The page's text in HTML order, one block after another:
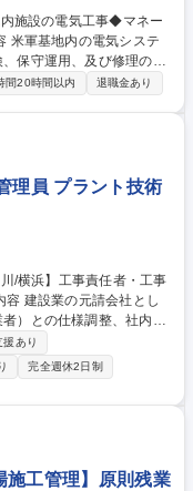
保守運用、及び修理の全
:労務、資材、工具、設備
させるための工程管理。
の履行と、米軍基準の品
を監督。■技術チームの監
命令を通じ、安全かつ円
安定◎
間20時間以内 退職金あり
理員 プラント技術
）との仕様調整、社内関
整、一次下請け各社への
・品質要求を達成させる
も、関係者と仕事をスム
ために解決が必要な課題
となります。 募集職
ラント技術職経験者募集
援あり
完全週休2日制
施工管理】原則残業